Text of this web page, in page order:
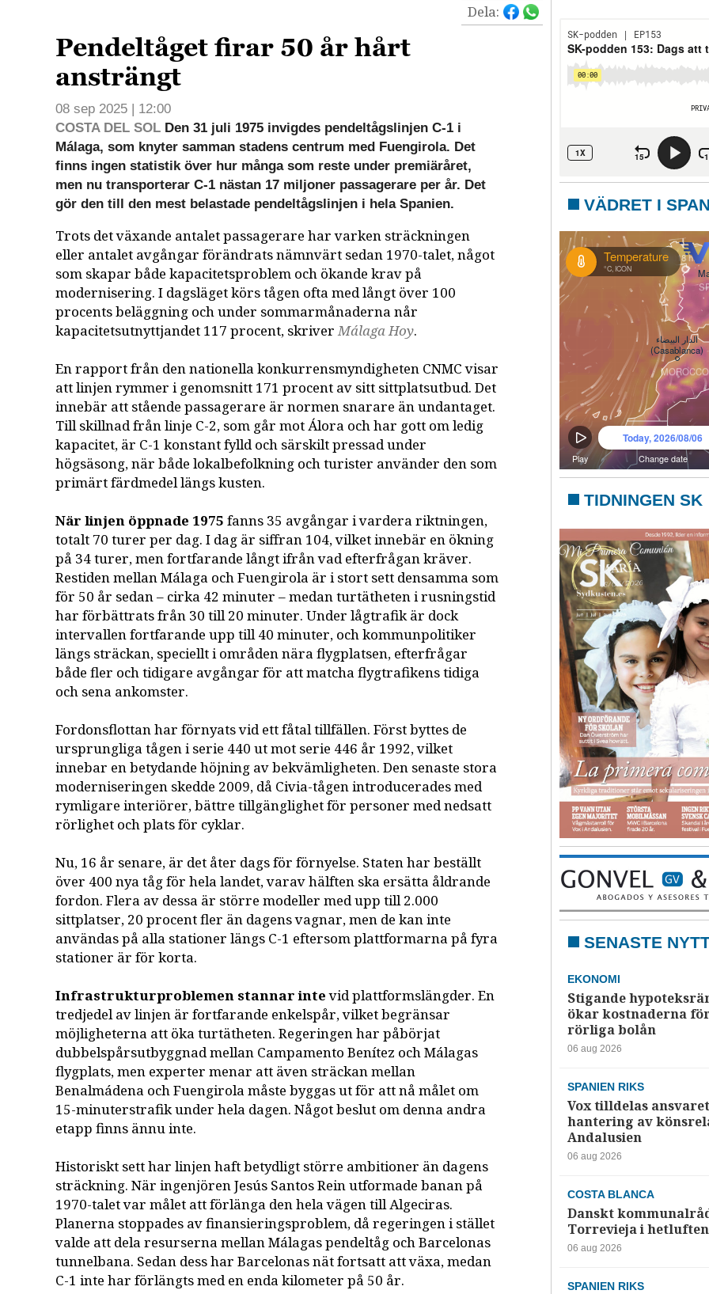
Dela:
Pendeltåget firar 50 år hårt
ansträngt
08 sep 2025 | 12:00
COSTA DEL SOL Den 31 juli 1975 invigdes pendeltågslinjen C-1 i
Málaga, som knyter samman stadens centrum med Fuengirola. Det
finns ingen statistik över hur många som reste under premiäråret,
men nu transporterar C-1 nästan 17 miljoner passagerare per år. Det
gör den till den mest belastade pendeltågslinjen i hela Spanien.
Trots det växande antalet passagerare har varken sträckningen
eller antalet avgångar förändrats nämnvärt sedan 1970-talet, något
som skapar både kapacitetsproblem och ökande krav på
modernisering. I dagsläget körs tågen ofta med långt över 100
procents beläggning och under sommarmånaderna når
kapacitetsutnyttjandet 117 procent, skriverMálaga Hoy.
En rapport från den nationella konkurrensmyndigheten CNMC visar
att linjen rymmer i genomsnitt 171 procent av sitt sittplatsutbud. Det
innebär att stående passagerare är normen snarare än undantaget.
Till skillnad från linje C-2, som går mot Álora och har gott om ledig
kapacitet, är C-1 konstant fylld och särskilt pressad under
högsäsong, när både lokalbefolkning och turister använder den som
primärt färdmedel längs kusten.
När linjen öppnade 1975 fanns 35 avgångar i vardera riktningen,
totalt 70 turer per dag. I dag är siffran 104, vilket innebär en ökning
på 34 turer, men fortfarande långt ifrån vad efterfrågan kräver.
Restiden mellan Málaga och Fuengirola är i stort sett densamma som
för 50 år sedan – cirka 42 minuter – medan turtätheten i rusningstid
har förbättrats från 30 till 20 minuter. Under lågtrafik är dock
intervallen fortfarande upp till 40 minuter, och kommunpolitiker
längs sträckan, speciellt i områden nära flygplatsen, efterfrågar
både fler och tidigare avgångar för att matcha flygtrafikens tidiga
och sena ankomster.
Fordonsflottan har förnyats vid ett fåtal tillfällen. Först byttes de
ursprungliga tågen i serie 440 ut mot serie 446 år 1992, vilket
innebar en betydande höjning av bekvämligheten. Den senaste stora
moderniseringen skedde 2009, då Civia-tågen introducerades med
rymligare interiörer, bättre tillgänglighet för personer med nedsatt
rörlighet och plats för cyklar.
Nu, 16 år senare, är det åter dags för förnyelse. Staten har beställt
över 400 nya tåg för hela landet, varav hälften ska ersätta åldrande
fordon. Flera av dessa är större modeller med upp till 2.000
sittplatser, 20 procent fler än dagens vagnar, men de kan inte
användas på alla stationer längs C-1 eftersom plattformarna på fyra
stationer är för korta.
Infrastrukturproblemen stannar intevid plattformslängder. En
tredjedel av linjen är fortfarande enkelspår, vilket begränsar
möjligheterna att öka turtätheten. Regeringen har påbörjat
dubbelspårsutbyggnad mellan Campamento Benítez och Málagas
flygplats, men experter menar att även sträckan mellan
Benalmádena och Fuengirola måste byggas ut för att nå målet om
15-minuterstrafik under hela dagen. Något beslut om denna andra
etapp finns ännu inte.
Historiskt sett har linjen haft betydligt större ambitioner än dagens
sträckning. När ingenjören Jesús Santos Rein utformade banan på
1970-talet var målet att förlänga den hela vägen till Algeciras.
Planerna stoppades av finansieringsproblem, då regeringen i stället
valde att dela resurserna mellan Málagas pendeltåg och Barcelonas
tunnelbana. Sedan dess har Barcelonas nät fortsatt att växa, medan
C-1 inte har förlängts med en enda kilometer på 50 år.
VÄDRET I
TIDNINGEN SK
SENASTE
EKONOMI
Stigande
ökar kostnaderna
rörliga bolån
06 aug 2026
SPANIEN RIKS
Vox tilldelas
hantering av
Andalusien
06 aug 2026
COSTA BLANCA
Danskt
Torrevieja i hetluften
06 aug 2026
SPANIEN RIKS